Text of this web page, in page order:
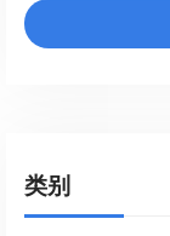
类别